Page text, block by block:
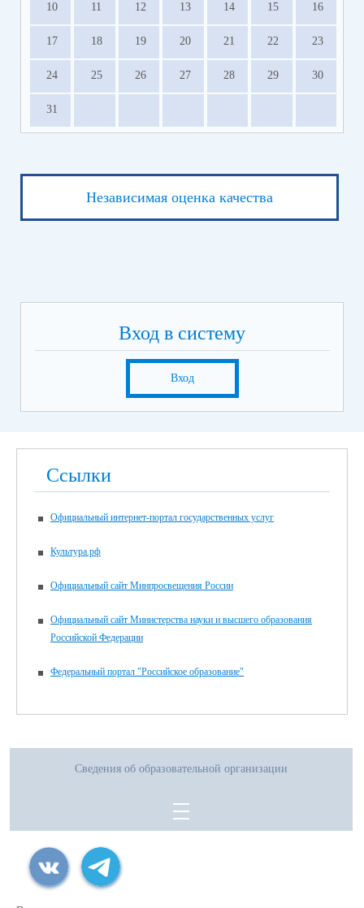
10 11 12 13 14 15 16
17 18 19 20 21 22 23
24 25 26 27 28 29 30
31
Независимая оценка качества
Вход в систему
Вход
Ссылки
Официальный интернет-портал государственных услуг
Культура.рф
Официальный сайт Минпросвещения России
Официальный сайт Министерства науки и высшего образования
Российской Федерации
Федеральный портал "Российское образование"
Сведения об образовательной организации